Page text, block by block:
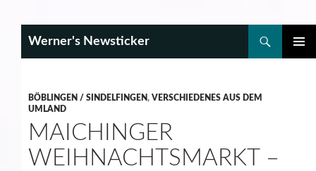
Werner's Newsticker
BÖBLINGEN / SINDELFINGEN, VERSCHIEDENES AUS DEM
UMLAND
MAICHINGER
WEIHNACHTSMARKT –